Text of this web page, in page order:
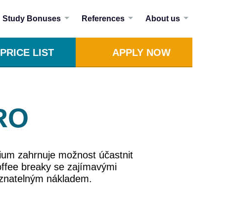
Study Bonuses References About us
PRICE LIST APPLY NOW
zahrnuje možnost účastnit
breaky se zajímavými
nákladem.